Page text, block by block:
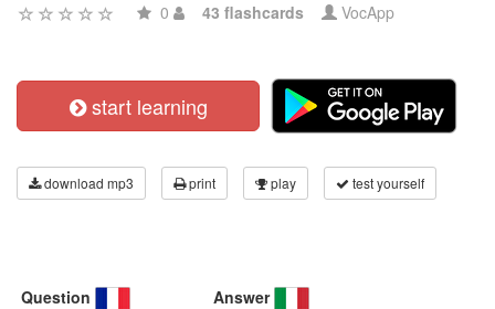
0 43 flashcards VocApp
start learning
download mp3 print play test yourself
Question Answer